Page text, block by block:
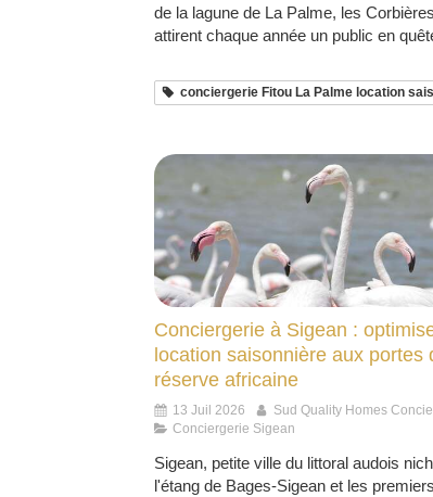
de la lagune de La Palme, les
attirent chaque année un public en
conciergerie Fitou La Palme location
Conciergerie à Sigean :
location saisonnière aux portes
réserve africaine
13 Juil 2026
Sud Quality Homes
Conciergerie Sigean
Sigean, petite ville du littoral audois
l'étang de Bages-Sigean et les